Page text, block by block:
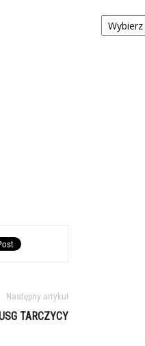
Następny artykuł
TARCZYCY
Kategorie